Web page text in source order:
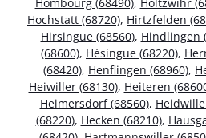
Hochstatt (68720), Hirtzfelden
Hirsingue (68560), Hindlingen
(68600), Hésingue (68220),
(68420), Henflingen (68960),
Heiwiller (68130), Heiteren
Heimersdorf (68560),
(68220), Hecken (68210),